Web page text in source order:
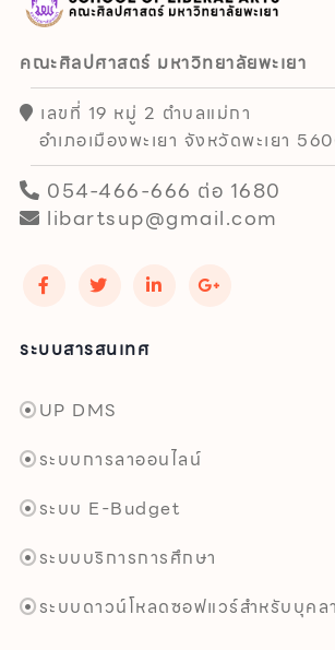
คณะศิลปศาสตร์ มหาวิทยาลัยพะเยา
เลขที่ 19 หมู่ 2 ตำบลแม่กา
อำเภอเมืองพะเยา จังหวัดพะเยา
054-466-666 ต่อ 1680
libartsup@gmail.com
ระบบสารสนเทศ
UP DMS
ระบบการลาออนไลน์
ระบบ E-Budget
ระบบบริการการศึกษา
ระบบดาวน์โหลดซอฟแวร์สำหรับบุคล